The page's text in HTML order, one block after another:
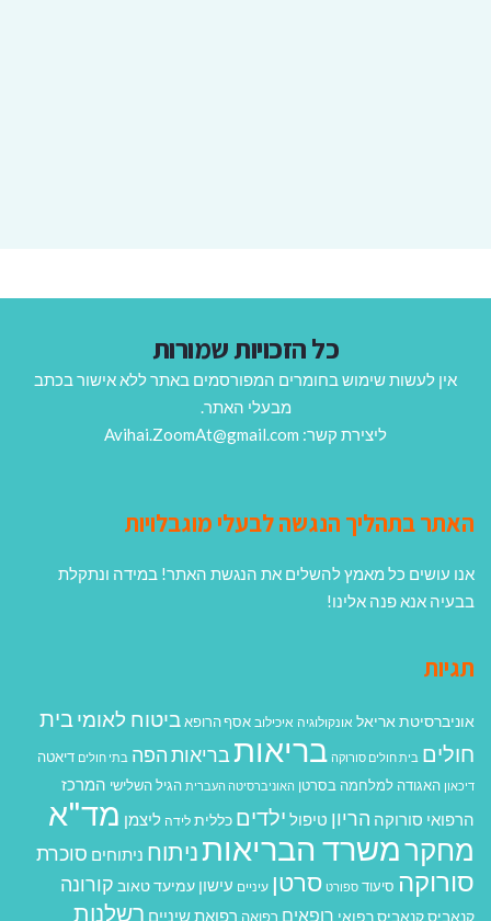
כל הזכויות שמורות
אין לעשות שימוש בחומרים המפורסמים באתר ללא אישור בכתב
מבעלי האתר.
ליצירת קשר: Avihai.ZoomAt@gmail.com
האתר בתהליך הנגשה לבעלי מוגבלויות
אנו עושים כל מאמץ להשלים את הנגשת האתר! במידה ונתקלת
בבעיה אנא פנה אלינו!
תגיות
אוניברסיטת אריאל אונקולוגיה איכילוב אסף הרופא ביטוח לאומיבית
חולים בית חולים סורוקה בריאותבריאות הפה בתי חולים דיאטה
דיכאון האגודה למלחמה בסרטן האוניברסיטה העברית הגיל השלישי המרכז
הרפואי סורוקה הריון טיפול ילדים כללית לידה ליצמן מד"א
מחקרמשרד הבריאותניתוח ניתוחים סוכרת
סורוקה סיעוד ספורט סרטן עיניים עישון עמיעד טאוב קורונה
קנאביסקנאביס רפואי רופאים רפואה רפואת שיניים רשלנות